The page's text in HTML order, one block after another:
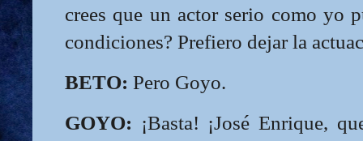
crees que un actor serio como yo
condiciones? Prefiero dejar la
BETO: Pero Goyo.
GOYO: ¡Basta! ¡José Enrique,